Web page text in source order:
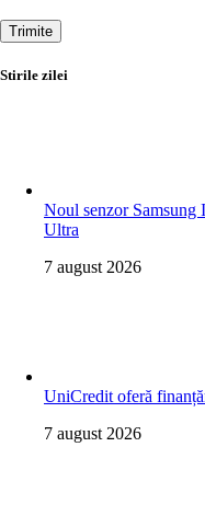
Trimite
Stirile zilei
Noul senzor Samsung
Ultra
7 august 2026
UniCredit oferă
7 august 2026